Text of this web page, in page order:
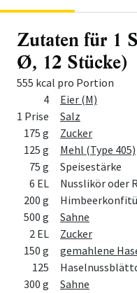
Zutaten für 1
Ø, 12 Stücke)
555 kcal pro Portion
MengeZutat
4
Eier (M)
1 Prise
Salz
175 g
Zucker
125 g
Mehl (Type 405)
75 g
Speisestärke
6 EL
Nusslikör oder
200 g
500 g
Sahne
2 EL
Zucker
150 g
gemahlene
125
300 g
Sahne